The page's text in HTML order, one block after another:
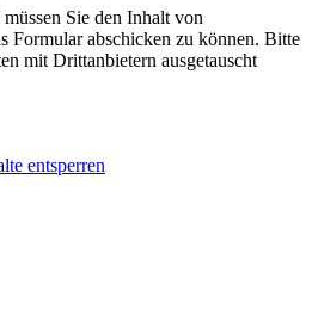
Sie den Inhalt von
Formular abschicken zu können. Bitte
mit Drittanbietern ausgetauscht
entsperren